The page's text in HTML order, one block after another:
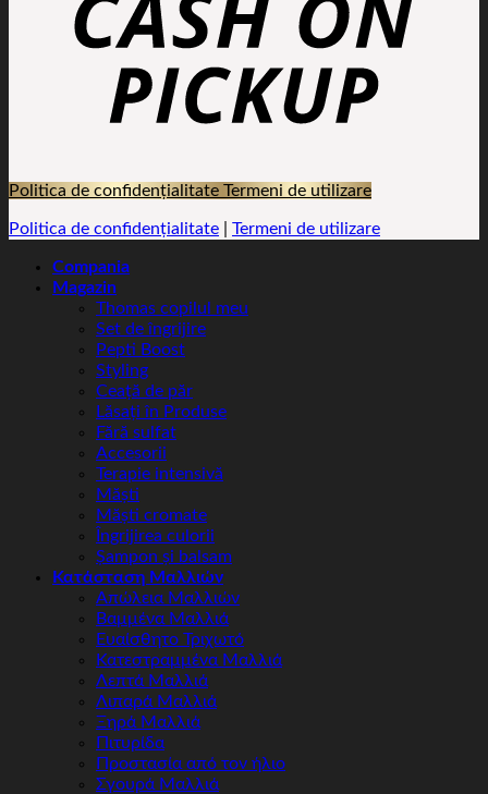
Politica de confidențialitate Termeni de utilizare
Politica de confidențialitate Termeni de utilizare
Compania
Magazin
Thomas copilul meu
Set de îngrijire
Pepti Boost
Styling
Ceață de păr
Lăsați în Produse
Fără sulfat
Accesorii
Terapie intensivă
Măști
Măști cromate
Îngrijirea culorii
Șampon și balsam
Κατάσταση Μαλλιών
Απώλεια Μαλλιών
Βαμμένα Μαλλιά
Ευαίσθητο Τριχωτό
Κατεστραμμένα Μαλλιά
Λεπτά Μαλλιά
Λιπαρά Μαλλιά
Ξηρά Μαλλιά
Πιτυρίδα
Προστασία από τον ήλιο
Σγουρά Μαλλιά